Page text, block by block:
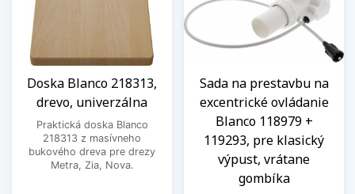
Doska Blanco 218313,
drevo, univerzálna
Praktická doska Blanco
218313 z masívneho
bukového dreva pre drezy
Metra, Zia, Nova.
Sada na prestavbu na
excentrické ovládanie
Blanco 118979 +
119293, pre klasický
výpust, vrátane
gombíka